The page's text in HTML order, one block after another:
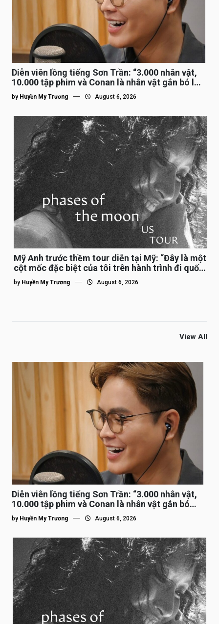
Diễn viên lồng tiếng Sơn Trần: “3.000 nhân vật,
10.000 tập phim và Conan là nhân vật gắn bó lâu
nhất”
by Huyền My Trương August 6, 2026
Mỹ Anh trước thềm tour diễn tại Mỹ: “Đây là một
cột mốc đặc biệt của tôi trên hành trình đi quốc
tế”
by Huyền My Trương August 6, 2026
View All
Diễn viên lồng tiếng Sơn Trần: “3.000 nhân vật,
10.000 tập phim và Conan là nhân vật gắn bó
lâu nhất”
by Huyền My Trương August 6, 2026